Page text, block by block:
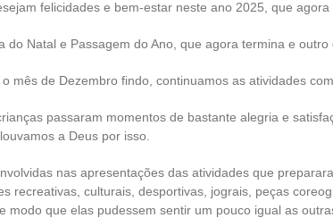
felicidades e bem-estar neste ano 2025, que agora
Natal e Passagem do Ano, que agora termina e outro
mês de Dezembro findo, continuamos as atividades
passaram momentos de bastante alegria e
a Deus por isso.
nas apresentações das atividades que
recreativas, culturais, desportivas, jograis, peças
que elas pudessem sentir um pouco igual as